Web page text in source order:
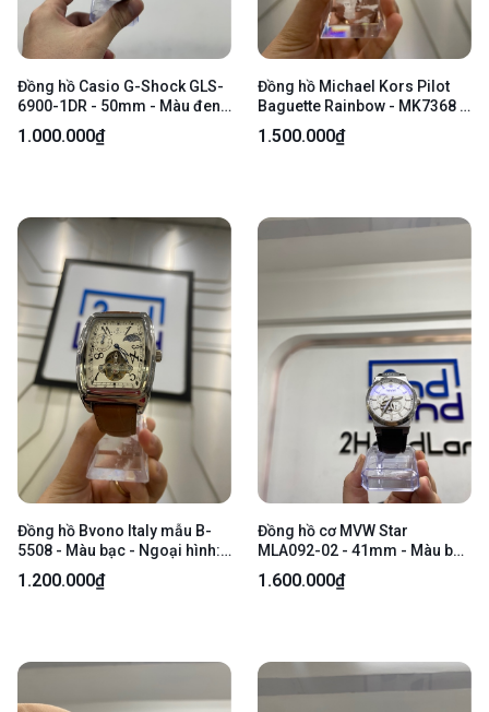
Đồng hồ Casio G-Shock GLS-
6900-1DR - 50mm - Màu đen -
Ngoại hình 97% - Body
1.000.000₫
Đồng hồ Michael Kors Pilot
Baguette Rainbow - MK7368 -
36mm - Màu bạc - Ngoại hình:
97.5% - Body
1.500.000₫
Đồng hồ Bvono Italy mẫu B-
5508 - Màu bạc - Ngoại hình:
97% - Xước kính, sườn, lưng -
Body
1.200.000₫
Đồng hồ cơ MVW Star
MLA092-02 - 41mm - Màu bạc
- Ngoại hình 98% - Body
1.600.000₫